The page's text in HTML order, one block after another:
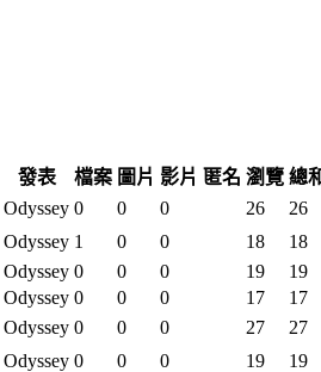
發表 檔案 圖片 影片 匿名 瀏覽 總
Odyssey 0 0 0 26 26
Odyssey 1 0 0 18 18
Odyssey 0 0 0 19 19
Odyssey 0 0 0 17 17
Odyssey 0 0 0 27 27
Odyssey 0 0 0 19 19